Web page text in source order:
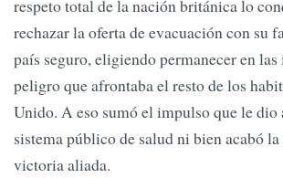
respeto total de la nación británica lo
rechazar la oferta de evacuación con su
país seguro, eligiendo permanecer en
peligro que afrontaba el resto de los
Unido. A eso sumó el impulso que le dio
sistema público de salud ni bien acabó
victoria aliada.